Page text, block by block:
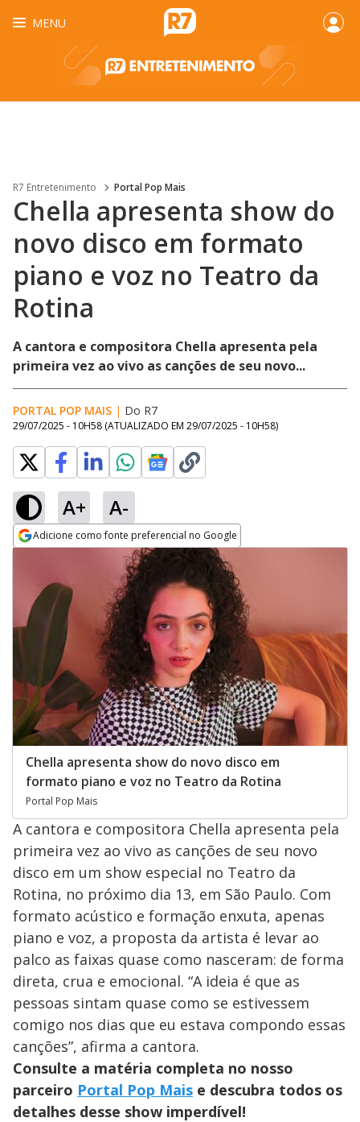
MENU
R7 Entretenimento Portal Pop Mais
Chella apresenta show do
novo disco em formato
piano e voz no Teatro da
Rotina
A cantora e compositora Chella apresenta pela
primeira vez ao vivo as canções de seu novo...
PORTAL POP MAIS | Do R7
29/07/2025 - 10H58 (ATUALIZADO EM 29/07/2025 - 10H58)
A+ A-
Adicione como fonte preferencial no Google
Opens in new window
Chella apresenta show do novo disco em
formato piano e voz no Teatro da Rotina
Portal Pop Mais
A cantora e compositora Chella apresenta pela
primeira vez ao vivo as canções de seu novo
disco em um show especial no Teatro da
Rotina, no próximo dia 13, em São Paulo. Com
formato acústico e formação enxuta, apenas
piano e voz, a proposta da artista é levar ao
palco as faixas quase como nasceram: de forma
direta, crua e emocional. “A ideia é que as
pessoas sintam quase como se estivessem
comigo nos dias que eu estava compondo essas
canções”, afirma a cantora.
Consulte a matéria completa no nosso
parceiro Portal Pop Mais e descubra todos os
detalhes desse show imperdível!